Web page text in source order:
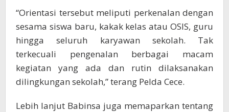
“Orientasi tersebut meliputi perkenalan dengan
sesama siswa baru, kakak kelas atau OSIS, guru
hingga seluruh karyawan sekolah. Tak
terkecuali pengenalan berbagai macam
kegiatan yang ada dan rutin dilaksanakan
dilingkungan sekolah,” terang Pelda Cece.
Lebih lanjut Babinsa juga memaparkan tentang